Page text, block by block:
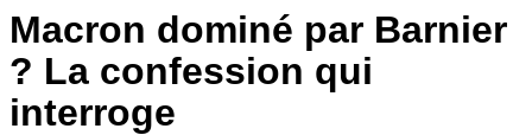
Macron dominé par Barnier
? La confession qui
interroge